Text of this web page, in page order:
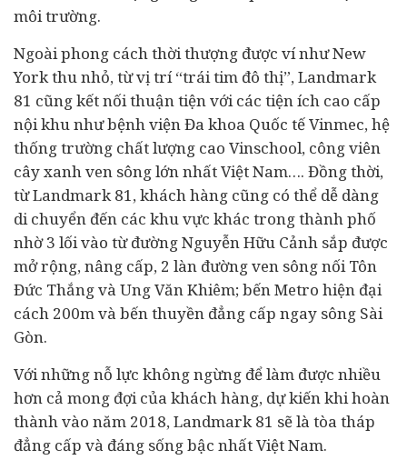
môi trường.
Ngoài phong cách thời thượng được ví như New
York thu nhỏ, từ vị trí “trái tim đô thị”, Landmark
81 cũng kết nối thuận tiện với các tiện ích cao cấp
nội khu như bệnh viện Đa khoa Quốc tế Vinmec, hệ
thống trường chất lượng cao Vinschool, công viên
cây xanh ven sông lớn nhất Việt Nam…. Đồng thời,
từ Landmark 81, khách hàng cũng có thể dễ dàng
di chuyển đến các khu vực khác trong thành phố
nhờ 3 lối vào từ đường Nguyễn Hữu Cảnh sắp được
mở rộng, nâng cấp, 2 làn đường ven sông nối Tôn
Đức Thắng và Ung Văn Khiêm; bến Metro hiện đại
cách 200m và bến thuyền đẳng cấp ngay sông Sài
Gòn.
Với những nỗ lực không ngừng để làm được nhiều
hơn cả mong đợi của khách hàng, dự kiến khi hoàn
thành vào năm 2018, Landmark 81 sẽ là tòa tháp
đẳng cấp và đáng sống bậc nhất Việt Nam.